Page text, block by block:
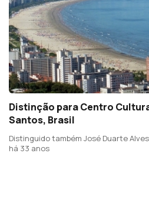
Distinção para Centro
Santos, Brasil
Distinguido também José Duarte
há 33 anos